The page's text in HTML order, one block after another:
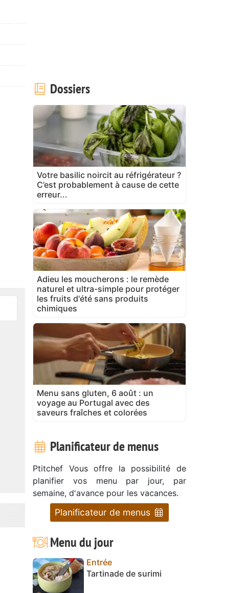
Dossiers
Votre basilic noircit au réfrigérateur ?
C’est probablement à cause de cette
erreur...
Adieu les moucherons : le remède
naturel et ultra-simple pour protéger
les fruits d'été sans produits
chimiques
Menu sans gluten, 6 août : un
voyage au Portugal avec des
saveurs fraîches et colorées
Planificateur de menus
Ptitchef Vous offre la possibilité de
planifier vos menu par jour, par
semaine, d'avance pour les vacances.
Planificateur de menus
Menu du jour
Entrée
Tartinade de surimi